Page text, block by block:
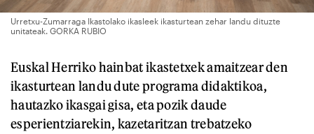
Urretxu-Zumarraga Ikastolako ikasleek ikasturtean zehar landu dituzte
unitateak. GORKA RUBIO
Euskal Herriko hainbat ikastetxek amaitzear den
ikasturtean landu dute programa didaktikoa,
hautazko ikasgai gisa, eta pozik daude
esperientziarekin, kazetaritzan trebatzeko